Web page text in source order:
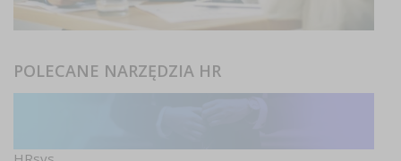
POLECANE NARZĘDZIA HR